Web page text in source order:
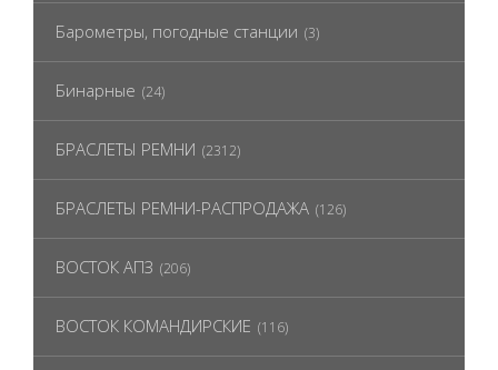
Барометры, погодные станции (3)
Бинарные (24)
БРАСЛЕТЫ РЕМНИ (2312)
БРАСЛЕТЫ РЕМНИ-РАСПРОДАЖА (126)
ВОСТОК АПЗ (206)
ВОСТОК КОМАНДИРСКИЕ (116)